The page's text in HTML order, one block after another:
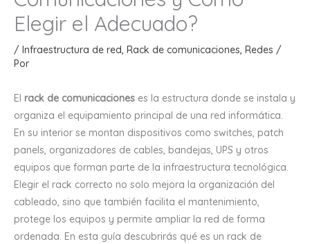
Elegir el Adecuado?
/ Infraestructura de red, Rack de comunicaciones, Redes /
Por
El rack de comunicaciones es la estructura donde se instala y
organiza el equipamiento principal de una red informática.
En su interior se montan dispositivos como switches, patch
panels, organizadores de cables, bandejas, UPS y otros
equipos que forman parte de la infraestructura tecnológica.
Elegir el rack correcto no solo mejora la organización del
cableado, sino que también facilita el mantenimiento,
protege los equipos y permite ampliar la red de forma
ordenada. En esta guía descubrirás qué es un rack de